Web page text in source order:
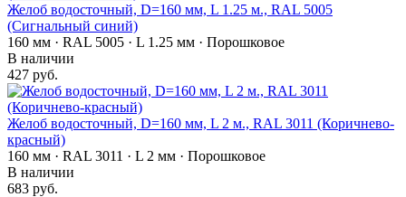
Желоб водосточный, D=160 мм, L 1.25 м., RAL 5005
(Сигнальный синий)
160 мм · RAL 5005 · L 1.25 мм · Порошковое
В наличии
427 руб.
Желоб водосточный, D=160 мм, L 2 м., RAL 3011 (Коричнево-
красный)
160 мм · RAL 3011 · L 2 мм · Порошковое
В наличии
683 руб.